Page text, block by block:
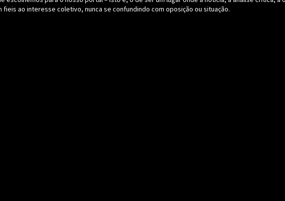
ao interesse coletivo, nunca se confundindo com oposição ou situação.